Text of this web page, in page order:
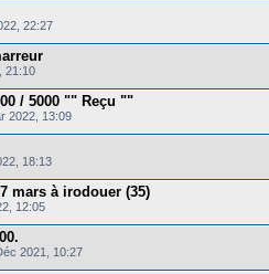
22:27
21:10
/ 5000 "" Reçu ""
2022, 13:09
18:13
mars à irodouer (35)
12:05
2021, 10:27